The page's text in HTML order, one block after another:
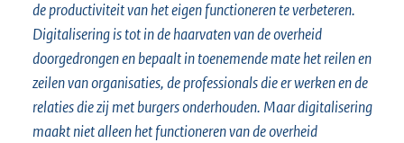
de productiviteit van het eigen functioneren te verbeteren.
Digitalisering is tot in de haarvaten van de overheid
doorgedrongen en bepaalt in toenemende mate het reilen en
zeilen van organisaties, de professionals die er werken en de
relaties die zij met burgers onderhouden. Maar digitalisering
maakt niet alleen het functioneren van de overheid